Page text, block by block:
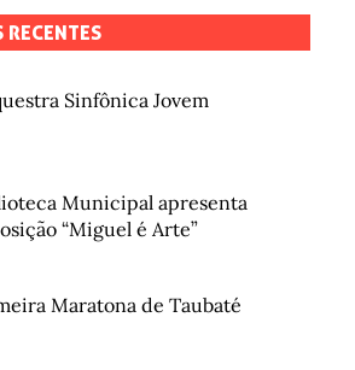
RECENTES
Sinfônica Jovem
Municipal apresenta
“Miguel é Arte”
Maratona de Taubaté